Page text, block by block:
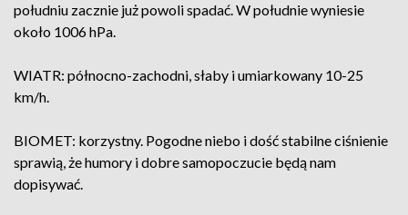
południu zacznie już powoli spadać. W południe wyniesie
około 1006 hPa.
WIATR: północno-zachodni, słaby i umiarkowany 10-25
km/h.
BIOMET: korzystny. Pogodne niebo i dość stabilne ciśnienie
sprawią, że humory i dobre samopoczucie będą nam
dopisywać.